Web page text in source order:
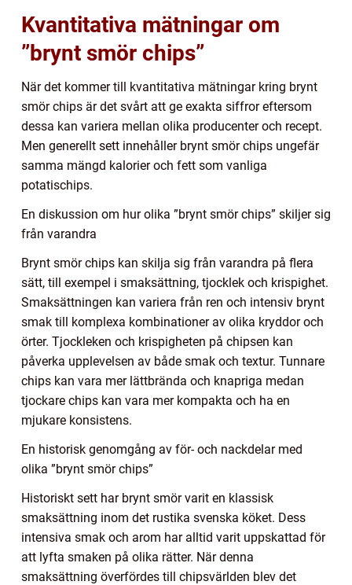
Kvantitativa mätningar om
”brynt smör chips”
När det kommer till kvantitativa mätningar kring brynt
smör chips är det svårt att ge exakta siffror eftersom
dessa kan variera mellan olika producenter och recept.
Men generellt sett innehåller brynt smör chips ungefär
samma mängd kalorier och fett som vanliga
potatischips.
En diskussion om hur olika ”brynt smör chips” skiljer sig
från varandra
Brynt smör chips kan skilja sig från varandra på flera
sätt, till exempel i smaksättning, tjocklek och krispighet.
Smaksättningen kan variera från ren och intensiv brynt
smak till komplexa kombinationer av olika kryddor och
örter. Tjockleken och krispigheten på chipsen kan
påverka upplevelsen av både smak och textur. Tunnare
chips kan vara mer lättbrända och knapriga medan
tjockare chips kan vara mer kompakta och ha en
mjukare konsistens.
En historisk genomgång av för- och nackdelar med
olika ”brynt smör chips”
Historiskt sett har brynt smör varit en klassisk
smaksättning inom det rustika svenska köket. Dess
intensiva smak och arom har alltid varit uppskattad för
att lyfta smaken på olika rätter. När denna
smaksättning överfördes till chipsvärlden blev det